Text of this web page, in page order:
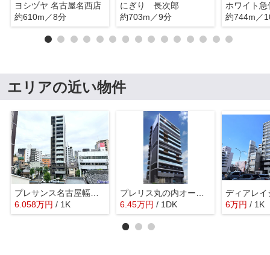
ヨシヅヤ 名古屋名西店
約610m／8分
にぎり 長次郎
約703m／9分
約744m／
エリアの近い物件
プレサンス名古屋幅下ファビュラス
6.058万円 / 1K
6.45万円 / 1DK 6万円 / 1K